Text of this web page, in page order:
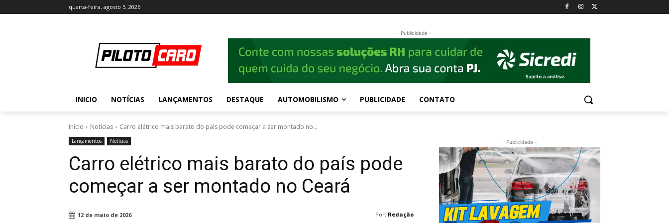
quarta-feira, agosto 5, 2026
- Publicidade -
INICIO NOTÍCIAS LANÇAMENTOS DESTAQUE AUTOMOBILISMO PUBLICIDADE CONTATO
Início Notícias Carro elétrico mais barato do país pode começar a ser montado no...
Lançamentos Notícias
Carro elétrico mais barato do país pode
começar a ser montado no Ceará
Por: Redação
12 de maio de 2026
- Publicidade -